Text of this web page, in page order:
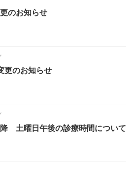
のお知らせ
のお知らせ
土曜日午後の診療時間について